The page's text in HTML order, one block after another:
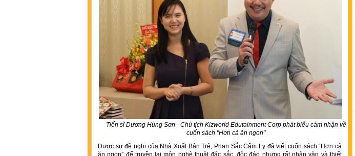
Tiến sĩ Dương Hùng Sơn - Chủ tịch Kizworld Edutainment Corp phát biểu cảm nhận về
cuốn sách "Hơn cả ăn ngon"
Được sự đề nghị của Nhà Xuất Bản Trẻ, Phan Sắc Cẩm Ly đã viết cuốn sách “Hơn cả
ăn ngon” để truyền lại môn nghệ thuật đặc sắc, độc đáo nhưng rất nhân văn và thiết